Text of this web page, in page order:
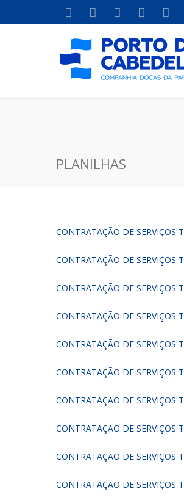
PLANILHAS
CONTRATAÇÃO DE
CONTRATAÇÃO DE
CONTRATAÇÃO DE SERVIÇOS
CONTRATAÇÃO DE SERVIÇOS
CONTRATAÇÃO DE
CONTRATAÇÃO DE
CONTRATAÇÃO DE SERVIÇOS
CONTRATAÇÃO DE SERVIÇOS
CONTRATAÇÃO DE
CONTRATAÇÃO DE